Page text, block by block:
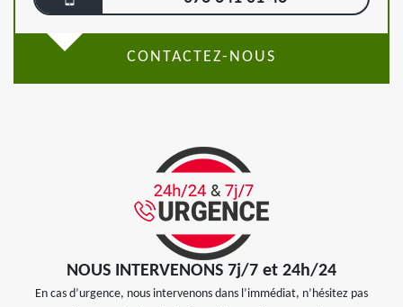
CONTACTEZ-NOUS
NOUS INTERVENONS 7j/7 et 24h/24
En cas d’urgence, nous intervenons dans l’immédiat, n’hésitez pas